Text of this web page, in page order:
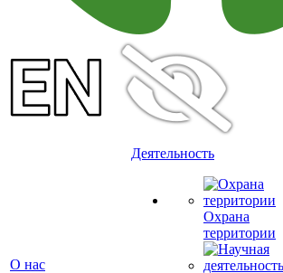
О нас
Деятельность
Охрана
территории